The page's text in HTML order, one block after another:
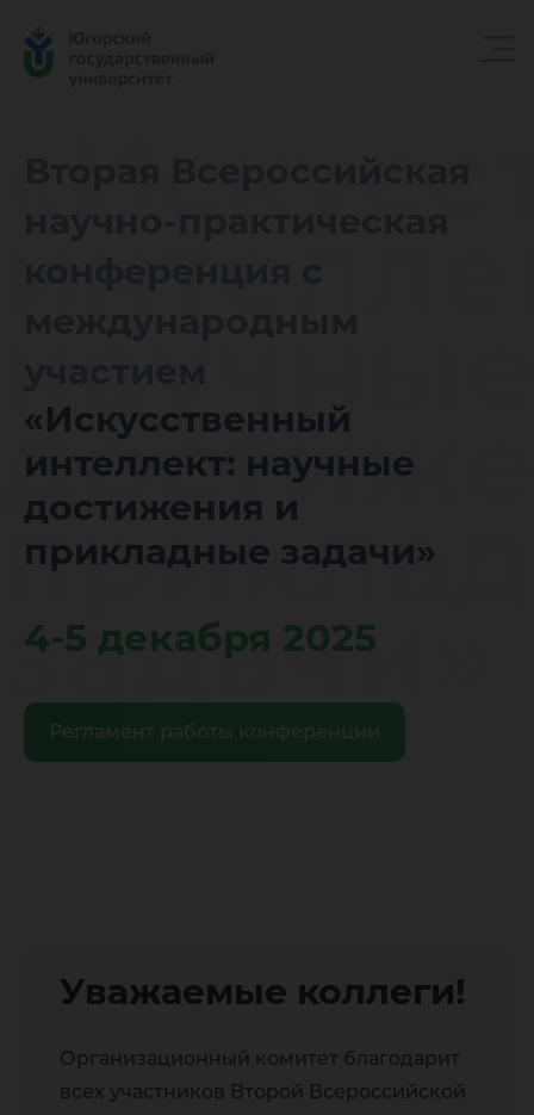
«Искусственный
интеллект: научные
достижения и
прикладные задачи»
4-5 декабря 2025
Регламент работы конференции
задачи»
Уважаемые коллеги!
Организационный комитет благодарит
всех участников Второй Всероссийской